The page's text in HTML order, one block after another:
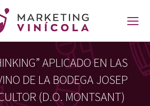
APLICADO EN LAS
DE LA BODEGA JOSEP
(D.O. MONTSANT)